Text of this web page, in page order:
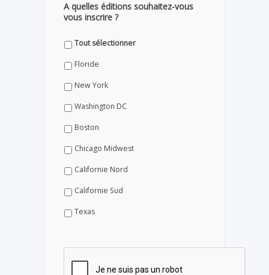
A quelles éditions souhaitez-vous
vous inscrire ?
Tout sélectionner
Floride
New York
Washington DC
Boston
Chicago Midwest
Californie Nord
Californie Sud
Texas